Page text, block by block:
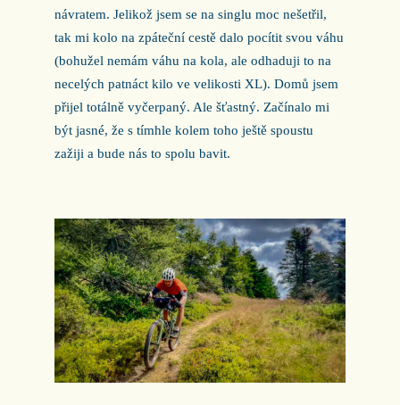
návratem. Jelikož jsem se na singlu moc nešetřil,
tak mi kolo na zpáteční cestě dalo pocítit svou váhu
(bohužel nemám váhu na kola, ale odhaduji to na
necelých patnáct kilo ve velikosti XL). Domů jsem
přijel totálně vyčerpaný. Ale šťastný. Začínalo mi
být jasné, že s tímhle kolem toho ještě spoustu
zažiji a bude nás to spolu bavit.